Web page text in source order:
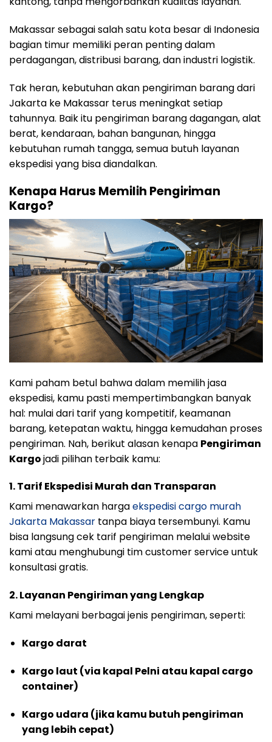
Makassar sebagai salah satu kota besar di Indonesia
bagian timur memiliki peran penting dalam
perdagangan, distribusi barang, dan industri logistik.
Tak heran, kebutuhan akan pengiriman barang dari
Jakarta ke Makassar terus meningkat setiap
tahunnya. Baik itu pengiriman barang dagangan, alat
berat, kendaraan, bahan bangunan, hingga
kebutuhan rumah tangga, semua butuh layanan
ekspedisi yang bisa diandalkan.
Kenapa Harus Memilih Pengiriman
Kargo?
Kami paham betul bahwa dalam memilih jasa
ekspedisi, kamu pasti mempertimbangkan banyak
hal: mulai dari tarif yang kompetitif, keamanan
barang, ketepatan waktu, hingga kemudahan proses
pengiriman. Nah, berikut alasan kenapa Pengiriman
Kargojadi pilihan terbaik kamu:
1. Tarif Ekspedisi Murah dan Transparan
Kami menawarkan hargaekspedisi cargo murah
Jakarta Makassar tanpa biaya tersembunyi. Kamu
bisa langsung cek tarif pengiriman melalui website
kami atau menghubungi tim customer service untuk
konsultasi gratis.
2. Layanan Pengiriman yang Lengkap
Kami melayani berbagai jenis pengiriman, seperti:
Kargo darat
Kargo laut (via kapal Pelni atau kapal cargo
container)
Kargo udara (jika kamu butuh pengiriman
yang lebih cepat)